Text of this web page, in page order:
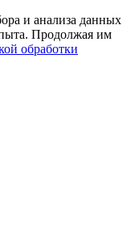
и анализа данных
Продолжая им
обработки